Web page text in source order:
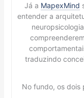
Já a MapexMind
entender a
traduzindo
No fundo, os dois